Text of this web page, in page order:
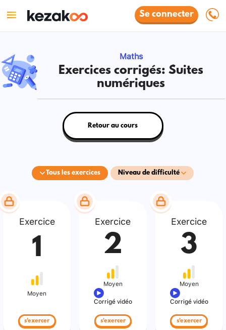
Se connecter
Maths
Exercices corrigés: Suites
numériques
Tous les exercices Niveau de difficulté
Retour au cours
Exercice
1
Moyen
s'exercer
Exercice
2
Moyen
Corrigé vidéo
s'exercer
Exercice
3
Moyen
Corrigé vidéo
s'exercer